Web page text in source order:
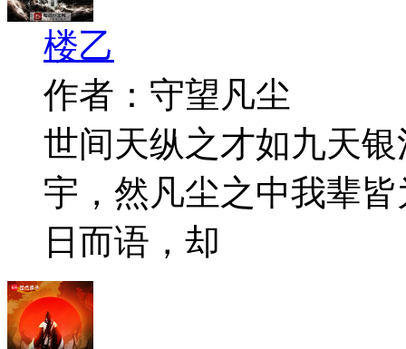
楼乙
作者：守望凡尘
世间天纵之才如九天
宇，然凡尘之中我辈
日而语，却